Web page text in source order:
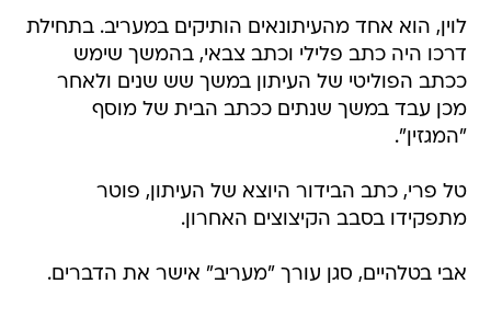
לוין, הוא אחד מהעיתונאים הותיקים במעריב. בתחילת
דרכו היה כתב פלילי וכתב צבאי, בהמשך שימש
ככתב הפוליטי של העיתון במשך שש שנים ולאחר
מכן עבד במשך שנתים ככתב הבית של מוסף
"המגזין".
טל פרי, כתב הבידור היוצא של העיתון, פוטר
מתפקידו בסבב הקיצוצים האחרון.
אבי בטלהיים, סגן עורך "מעריב" אישר את הדברים.